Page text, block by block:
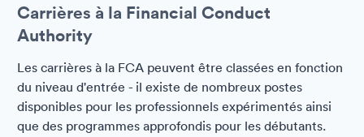
Carrières à la Financial Conduct
Authority
Les carrières à la FCA peuvent être classées en fonction
du niveau d'entrée - il existe de nombreux postes
disponibles pour les professionnels expérimentés ainsi
que des programmes approfondis pour les débutants.